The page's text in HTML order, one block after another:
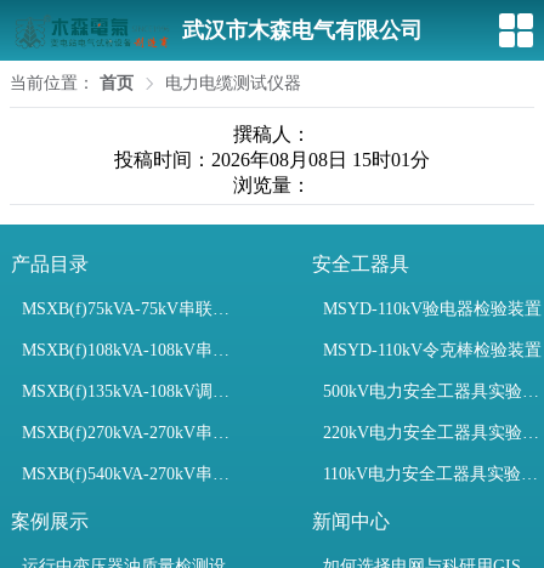
武汉市木森电气有限公司
当前位置： 首页 电力电缆测试仪器
撰稿人：
投稿时间：2026年08月08日 15时01分
浏览量：
产品目录
MSXB(f)75kVA-75kV串联谐振装置
MSXB(f)108kVA-108kV串联谐振试验装置
MSXB(f)135kVA-108kV调频串联谐振试验装置
MSXB(f)270kVA-270kV串联谐振
MSXB(f)540kVA-270kV串联谐振试验装置
安全工器具
MSYD-110kV验电器检验装置
MSYD-110kV令克棒检验装置
500kV电力安全工器具实验室配置
220kV电力安全工器具实验室配置
110kV电力安全工器具实验室配置
案例展示 新闻中心